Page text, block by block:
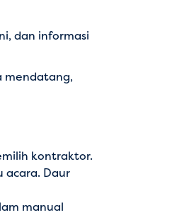
dan informasi
mendatang,
kontraktor.
acara. Daur
manual